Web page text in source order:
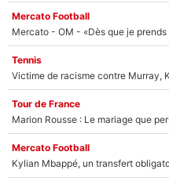
Mercato Football
Tennis
Tour de France
Marion Rousse : Le mariage que
Mercato Football
Kylian Mbappé, un transfert